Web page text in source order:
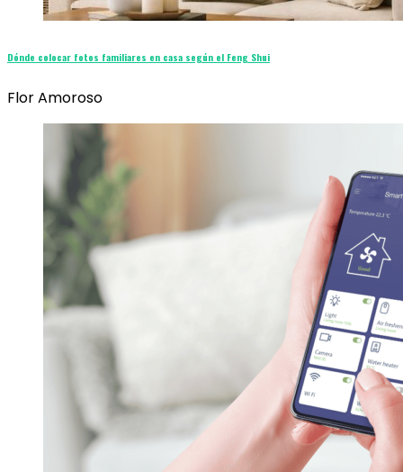
Dónde colocar fotos familiares en casa según el Feng Shui
Flor Amoroso